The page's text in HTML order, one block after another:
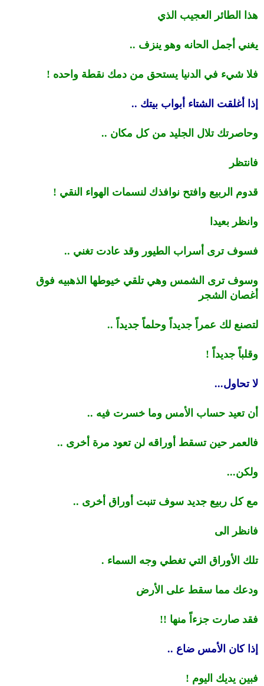
هذا الطائر العجيب الذي
يغني أجمل الحانه وهو ينزف ..
فلا شيء في الدنيا يستحق من دمك نقطة واحده !
إذا أغلقت الشتاء أبواب بيتك ..
وحاصرتك تلال الجليد من كل مكان ..
فانتظر
قدوم الربيع وافتح نوافذك لنسمات الهواء النقي !
وانظر بعيدا
فسوف ترى أسراب الطيور وقد عادت تغني ..
وسوف ترى الشمس وهي تلقي خيوطها الذهبيه فوق
أغصان الشجر
لتصنع لك عمراً جديداً وحلماً جديداً ..
وقلباً جديداً !
لا تحاول...
أن تعيد حساب الأمس وما خسرت فيه ..
فالعمر حين تسقط أوراقه لن تعود مرة أخرى ..
ولكن...
مع كل ربيع جديد سوف تنبت أوراق أخرى ..
فانظر الى
تلك الأوراق التي تغطي وجه السماء .
ودعك مما سقط على الأرض
فقد صارت جزءاً منها !!
إذا كان الأمس ضاع ..
فبين يديك اليوم !